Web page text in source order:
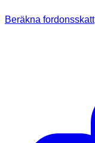
Beräkna fordonsskatt